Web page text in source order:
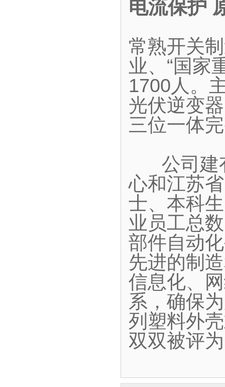
电流保护
常熟开关
业、“国家
1700人。
光伏逆变
三位一体
公司建
心和江苏
士、本科
业员工总
部件自动
先进的制
信息化、
系，确保
列塑料外
双双被评